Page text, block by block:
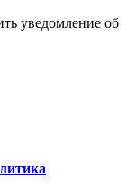
уведомление об